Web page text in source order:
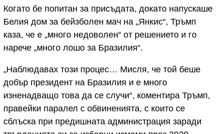
Когато бе попитан за присъдата, докато напускаше
Белия дом за бейзболен мач на „Янкис“, Тръмп
каза, че е „много недоволен“ от решението и го
нарече „много лошо за Бразилия“.
„Наблюдавах този процес… Мисля, че той беше
добър президент на Бразилия и е много
изненадващо това да се случи“, коментира Тръмп,
правейки паралел с обвиненията, с които се
сблъска при предишната администрация заради